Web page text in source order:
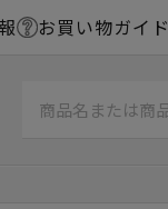
お買い物ガイド